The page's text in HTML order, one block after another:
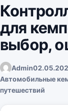
для
выбор,
Admin
Автомобильные
путешествий